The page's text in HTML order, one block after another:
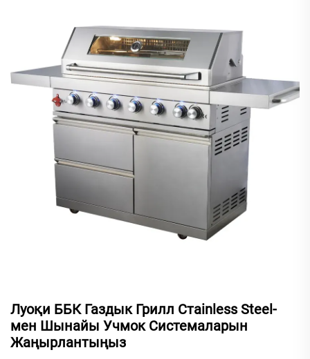
Луоқи ББК Газдык Грилл Стainless Steel-
мен Шынайы Учмок Системаларын
Жаңырлантыңыз